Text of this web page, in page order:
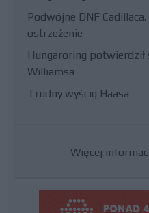
Podwójne DNF
ostrzeżenie
Hungaroring potwierdził
Williamsa
Trudny wyścig Haasa
Więcej